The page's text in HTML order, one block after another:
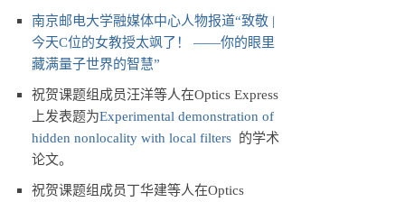
南京邮电大学融媒体中心人物报道“致敬 |
今天C位的女教授太飒了！ ——你的眼里
藏满量子世界的智慧”
祝贺课题组成员汪洋等人在Optics Express
上发表题为Experimental demonstration of
hidden nonlocality with local filters 的学术
论文。
祝贺课题组成员丁华建等人在Optics